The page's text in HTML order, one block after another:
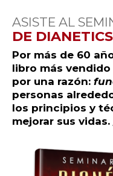
ASISTE AL
DE
Por más de 60
libro más
por una razón:
personas
los principios y
mejorar sus vidas.